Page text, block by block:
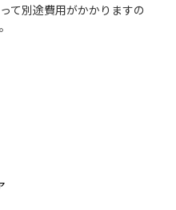
て別途費用がかかりますの